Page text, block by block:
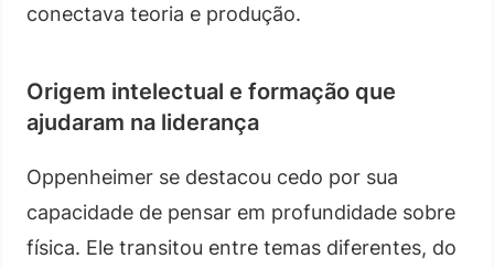
conectava teoria e produção.
Origem intelectual e formação que
ajudaram na liderança
Oppenheimer se destacou cedo por sua
capacidade de pensar em profundidade sobre
física. Ele transitou entre temas diferentes, do